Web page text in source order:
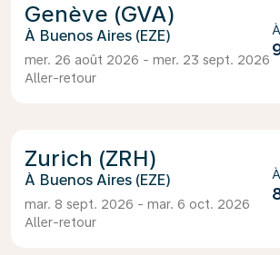
Genève (GVA)
Buenos Aires (EZE)
mer. 26 août 2026 - mer. 23 sept. 2026
Aller-retour
Zurich (ZRH)
Buenos Aires (EZE)
mar. 8 sept. 2026 - mar. 6 oct. 2026
Aller-retour